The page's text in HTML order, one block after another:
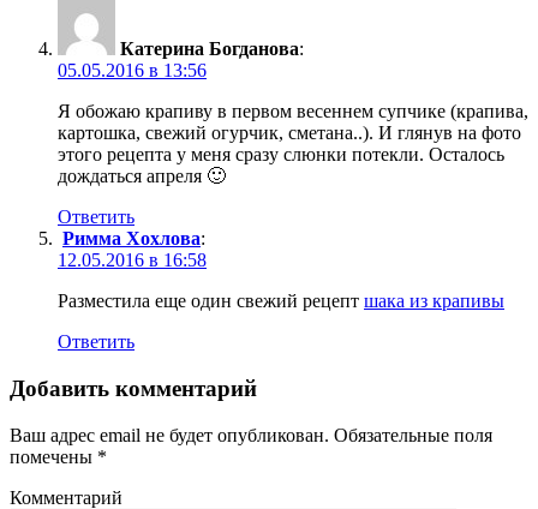
Катерина Богданова:
05.05.2016 в 13:56
Я обожаю крапиву в первом весеннем супчике (крапива,
картошка, свежий огурчик, сметана..). И глянув на фото
этого рецепта у меня сразу слюнки потекли. Осталось
дождаться апреля 🙂
Ответить
Римма Хохлова:
12.05.2016 в 16:58
Разместила еще один свежий рецепт шака из крапивы
Ответить
Добавить комментарий
Ваш адрес email не будет опубликован. Обязательные поля
помечены *
Комментарий